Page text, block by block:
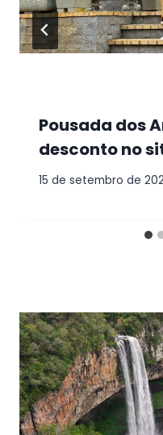
Pousada dos
desconto no
15 de setembro de